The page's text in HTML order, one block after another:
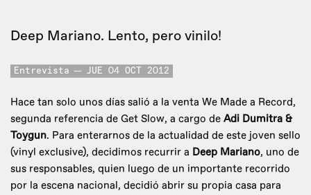
Deep Mariano. Lento, pero vinilo!
Entrevista JUE 04 OCT 2012
Hace tan solo unos días salió a la venta We Made a Record,
segunda referencia de Get Slow, a cargo de Adi Dumitra &
Toygun. Para enterarnos de la actualidad de este joven sello
(vinyl exclusive), decidimos recurrir a Deep Mariano, uno de
sus responsables, quien luego de un importante recorrido
por la escena nacional, decidió abrir su propia casa para